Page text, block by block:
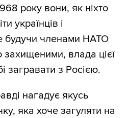
року вони, як ніхто
українців і
будучи членами НАТО
захищеними, влада цієї
загравати з Росією.
нагадує якусь
яка хоче загуляти на